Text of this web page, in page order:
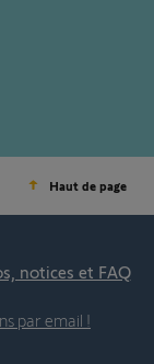
Haut de page
notices et FAQ
par email !